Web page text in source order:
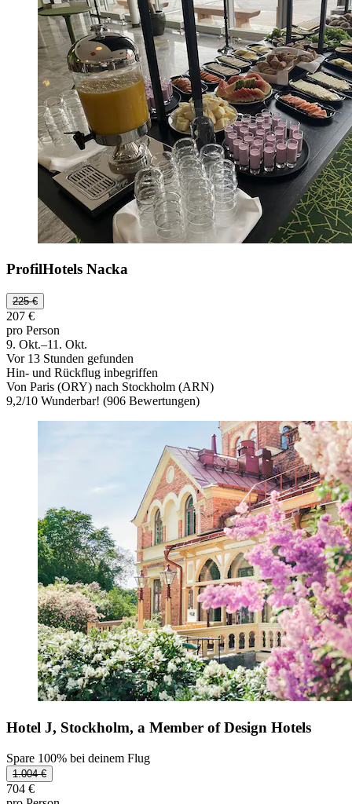
ProfilHotels Nacka
225 €
207 €
pro Person
9. Okt.–11. Okt.
Vor 13 Stunden gefunden
Hin- und Rückflug inbegriffen
Von Paris (ORY) nach Stockholm (ARN)
9,2/10 Wunderbar! (906 Bewertungen)
Hotel J, Stockholm, a Member of Design Hotels
Spare 100% bei deinem Flug
1.004 €
704 €